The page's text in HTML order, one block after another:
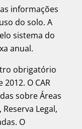
informações
do solo. A
sistema do
anual.
obrigatório
O CAR
sobre Áreas
Legal,
O